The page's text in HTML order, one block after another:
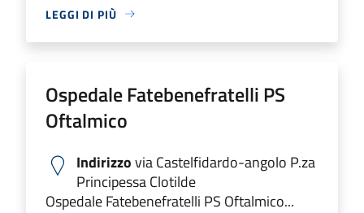
LEGGI DI PIÙ
Ospedale Fatebenefratelli PS
Oftalmico
Indirizzovia Castelfidardo-angolo P.za
Principessa Clotilde
Ospedale Fatebenefratelli PS Oftalmico...